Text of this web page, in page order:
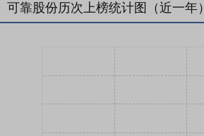
可靠股份历次上榜统计图（近一年）